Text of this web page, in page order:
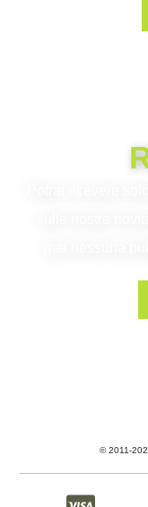
© 2011-